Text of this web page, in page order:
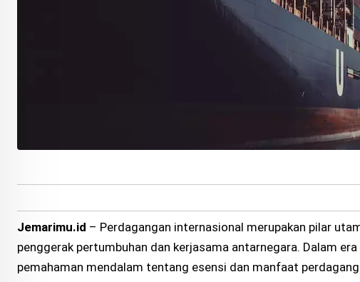
Jemarimu.id – Perdagangan internasional merupakan pilar
penggerak pertumbuhan dan kerjasama antarnegara. Dalam
pemahaman mendalam tentang esensi dan manfaat